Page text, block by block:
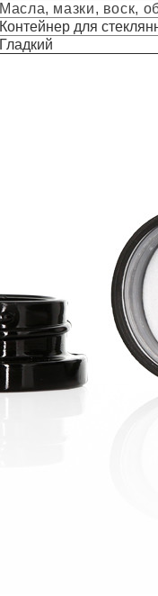
Масла, мазки, воск,
Контейнер для
Гладкий